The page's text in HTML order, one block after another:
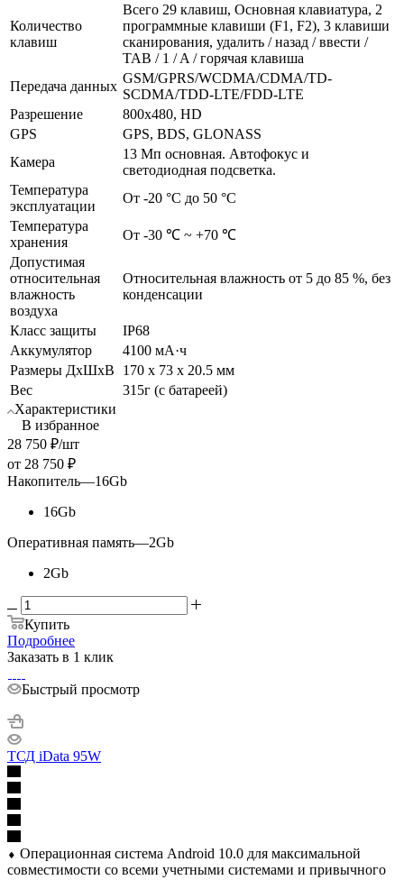
Количество
клавиш
Всего 29 клавиш, Основная клавиатура, 2
программные клавиши (F1, F2), 3 клавиши
сканирования, удалить / назад / ввести /
TAB / 1 / A / горячая клавиша
Передача данных
GSM/GPRS/WCDMA/CDMA/TD-
SCDMA/TDD-LTE/FDD-LTE
Разрешение
800х480, HD
GPS
GPS, BDS, GLONASS
Камера
13 Мп основная. Автофокус и
светодиодная подсветка.
Температура
эксплуатации
От -20 °C до 50 °C
Температура
хранения
От -30 ℃ ~ +70 ℃
Допустимая
относительная
влажность
воздуха
Относительная влажность от 5 до 85 %, без
конденсации
Класс защиты
IP68
Аккумулятор
4100 мА·ч
Размеры ДхШхВ
170 х 73 х 20.5 мм
Вес
315г (с батареей)
Характеристики
В избранное
28 750 ₽/шт
от 28 750 ₽
Накопитель—16Gb
16Gb
Оперативная память—2Gb
2Gb
Купить
Подробнее
Заказать в 1 клик
Быстрый просмотр
ТСД iData 95W
⬧ Операционная система Android 10.0 для максимальной
совместимости со всеми учетными системами и привычного